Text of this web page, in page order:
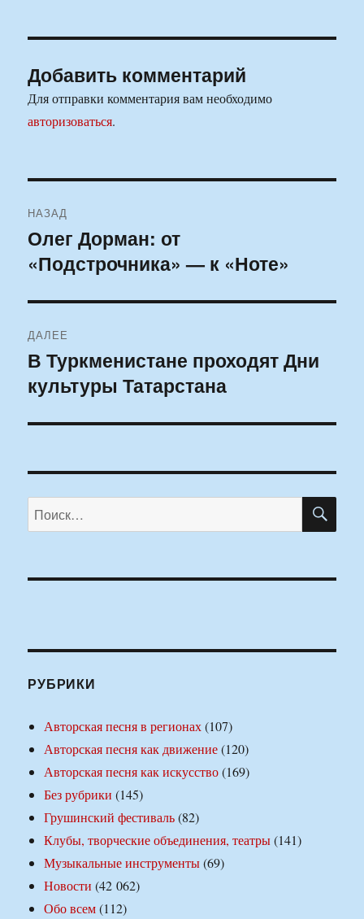
Добавить комментарий
Для отправки комментария вам необходимо
авторизоваться.
по
записям
НАЗАД
Предыдущая
запись:
Олег Дорман: от
«Подстрочника» — к «Ноте»
ДАЛЕЕ
Следующая
запись:
В Туркменистане проходят Дни
культуры Татарстана
Искать:
РУБРИКИ
Авторская песня в регионах(107)
Авторская песня как движение(120)
Авторская песня как искусство(169)
Без рубрики (145)
Грушинский фестиваль(82)
Клубы, творческие объединения, театры(141)
Музыкальные инструменты(69)
Новости (42 062)
Обо всем(112)